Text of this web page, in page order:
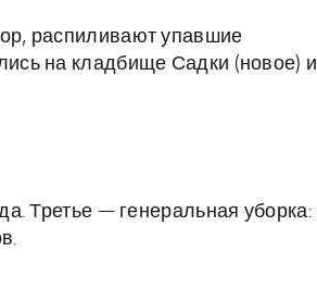
распиливают упавшие
на кладбище Садки (новое) и
Третье — генеральная уборка: